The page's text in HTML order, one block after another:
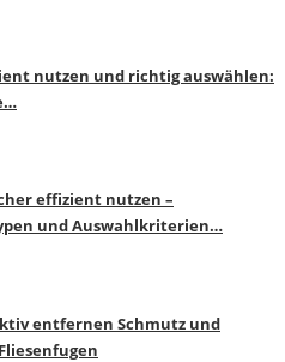
nutzen und richtig auswählen:
effizient nutzen –
und Auswahlkriterien…
entfernen Schmutz und